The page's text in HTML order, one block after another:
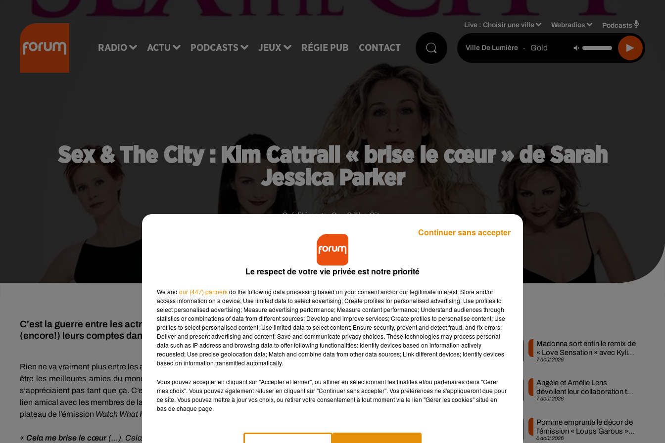
RADIO ACTU PODCASTS JEUX RÉGIE PUB CONTACT
Live :Choisir une ville Webradios Podcasts
Ville De Lumière - Gold
Sex & The City : Kim Cattrall « brise le cœur » de Sarah
Jessica Parker
Crédit image:Sex & The City
C'est la guerre entre les actrices de "Sex & The City". Kim Cattrall et Sarah Jessica Parker règlent
(encore!) leurs comptes dans les médias.
Rien ne va vraiment plus entre les actrices deSex& TheCity. Dans la série, Kim
être les meilleures amies du monde.
Mais ça, c’était exclusivement devant les caméras.
En coulisses, les deux stars ne
s’appréciaient pas tant que ça. C’est en tout cas ce qu’a récemment révélé Kim Cattrall, affirmant ne jamais avoir créé de
lien amical avec les membres de la série.Aujourd’hui, c’est donc au tour de Sarah Jessica Parker de prendre la parole sur le
plateau de l’émission Watch What Happens Live et d’évoquer les récents propos de son ancienne partenaire à l’écran.
« Cela me brise le cœur (…). Cela m’a beaucoup dérangée parce que ce n’est pas comme ça que je me souviens de cette
Musique
7 août 2026
Madonna sort enfin le remix de
« Love Sensation » avec Kylie
Minogue
7 août 2026
Angèle et Amélie Lens
dévoilent leur collaboration tant
attendue
6 août 2026
Pomme emprunte le décor de
l’émission « Loups Garous »
pour son...
Le respect de votre vie privée est notre priorité
We and our (447) partnersdo the following data processing based on your consent and/or our legitimate interest: Store and/or
access information on a device; Use limited data to select advertising; Create profiles for personalised advertising; Use profiles to
select personalised advertising; Measure advertising performance; Measure content performance; Understand audiences through
statistics or combinations of data from different sources; Develop and improve services; Create profiles to personalise content; Use
profiles to select personalised content; Use limited data to select content; Ensure security, prevent and detect fraud, and fix errors;
Deliver and present advertising and content; Save and communicate privacy choices. These technologies may process personal
data such as IP address and browsing data to offer following functionalities: Identify devices based on information actively
requested; Use precise geolocation data; Match and combine data from other data sources; Link different devices; Identify devices
based on information transmitted automatically.
Vous pouvez accepter en cliquant sur "Accepter et fermer", ou affiner en sélectionnant les finalités et/ou partenaires dans "Gérer
mes choix". Vous pouvez également refuser en cliquant sur "Continuer sans accepter". Vos préférences ne s'appliqueront que pour
ce site. Vous pouvez mettre à jour vos choix, ou retirer votre consentement à tout moment via le lien "Gérer les cookies" situé en
bas de chaque page.
Continuer sans accepter